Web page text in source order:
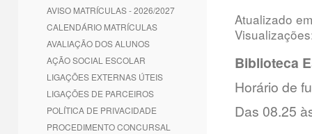
AVISO MATRÍCULAS - 2026/2027
CALENDÁRIO MATRÍCULAS
AVALIAÇÃO DOS ALUNOS
AÇÃO SOCIAL ESCOLAR
LIGAÇÕES EXTERNAS ÚTEIS
LIGAÇÕES DE PARCEIROS
POLÍTICA DE PRIVACIDADE
PROCEDIMENTO CONCURSAL
Atualizado
Biblioteca
Horário de
Das 08.25